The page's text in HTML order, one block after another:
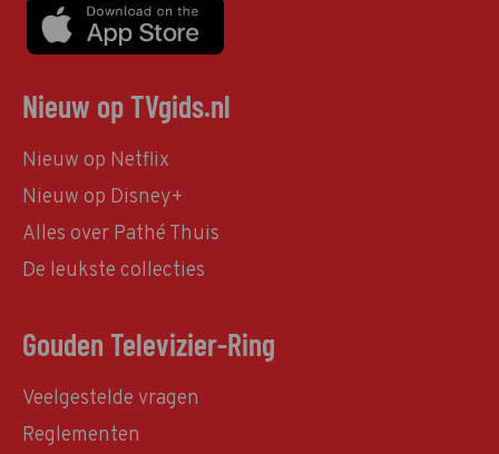
Nieuw op TVgids.nl
Nieuw op Netflix
Nieuw op Disney+
Alles over Pathé Thuis
De leukste collecties
Gouden Televizier-Ring
Veelgestelde vragen
Reglementen